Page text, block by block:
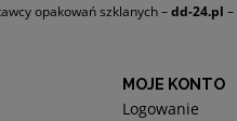
opakowań szklanych –dd-24.pl
MOJE KONTO
Logowanie